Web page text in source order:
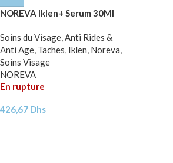
NOREVA Iklen+ Serum 30Ml
Soins du Visage,Anti Rides &
Anti Age, Taches, Iklen, Noreva,
Soins Visage
NOREVA
En rupture
426,67 Dhs